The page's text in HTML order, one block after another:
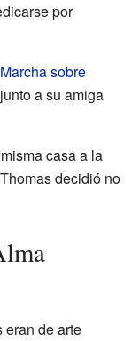
por
Marcha sobre
a su amiga
casa a la
decidió no
eran de arte